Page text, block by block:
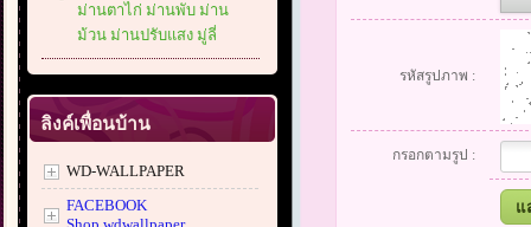
ม่านตาไก่ ม่านพับ ม่าน
ม้วน ม่านปรับแสง มู่ลี่
ลิงค์เพื่อนบ้าน
WD-WALLPAPER
FACEBOOK
รหัสรูปภาพ :
กรอกตามรูป :